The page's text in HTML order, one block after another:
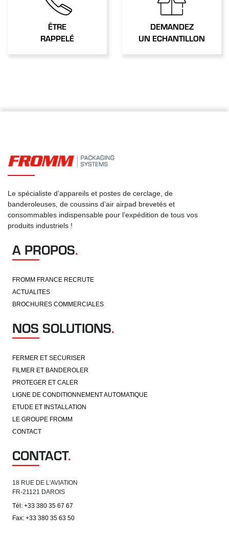
ÊTRE
RAPPELÉ
DEMANDEZ
UN ECHANTILLON
Le spécialiste d’appareils et postes de cerclage, de
banderoleuses, de coussins d’air airpad brevetés et
consommables indispensable pour l’expédition de tous vos
produits industriels !
A PROPOS.
FROMM FRANCE RECRUTE
ACTUALITES
BROCHURES COMMERCIALES
NOS SOLUTIONS.
FERMER ET SECURISER
FILMER ET BANDEROLER
PROTEGER ET CALER
LIGNE DE CONDITIONNEMENT AUTOMATIQUE
ETUDE ET INSTALLATION
LE GROUPE FROMM
CONTACT
CONTACT.
18 RUE DE L'AVIATION
FR-21121 DAROIS
Tél: +33 380 35 67 67
Fax: +33 380 35 63 50